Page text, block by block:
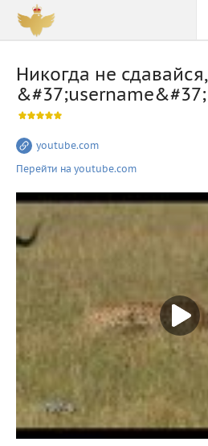
Никогда не сдавайся,
&#37;username&#37;
youtube.com
Перейти на youtube.com